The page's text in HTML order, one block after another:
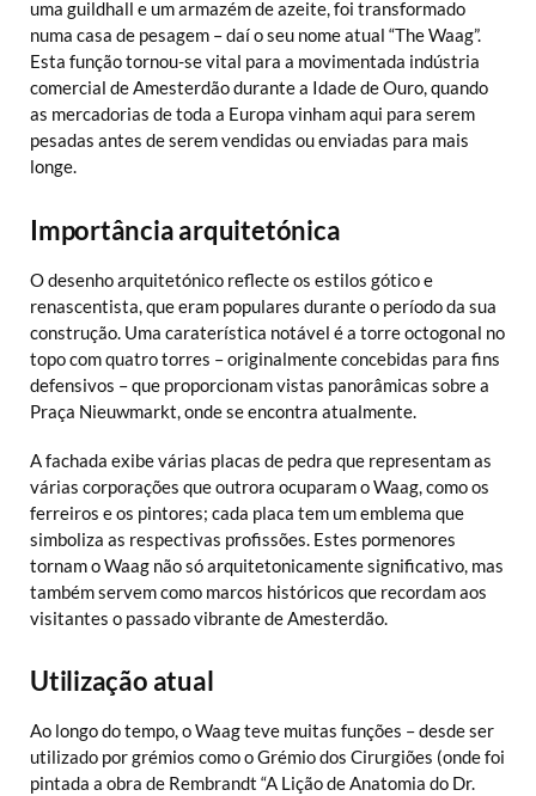
uma guildhall e um armazém de azeite, foi transformado
numa casa de pesagem – daí o seu nome atual “The Waag”.
Esta função tornou-se vital para a movimentada indústria
comercial de Amesterdão durante a Idade de Ouro, quando
as mercadorias de toda a Europa vinham aqui para serem
pesadas antes de serem vendidas ou enviadas para mais
longe.
Importância arquitetónica
O desenho arquitetónico reflecte os estilos gótico e
renascentista, que eram populares durante o período da sua
construção. Uma caraterística notável é a torre octogonal no
topo com quatro torres – originalmente concebidas para fins
defensivos – que proporcionam vistas panorâmicas sobre a
Praça Nieuwmarkt, onde se encontra atualmente.
A fachada exibe várias placas de pedra que representam as
várias corporações que outrora ocuparam o Waag, como os
ferreiros e os pintores; cada placa tem um emblema que
simboliza as respectivas profissões. Estes pormenores
tornam o Waag não só arquitetonicamente significativo, mas
também servem como marcos históricos que recordam aos
visitantes o passado vibrante de Amesterdão.
Utilização atual
Ao longo do tempo, o Waag teve muitas funções – desde ser
utilizado por grémios como o Grémio dos Cirurgiões (onde foi
pintada a obra de Rembrandt “A Lição de Anatomia do Dr.